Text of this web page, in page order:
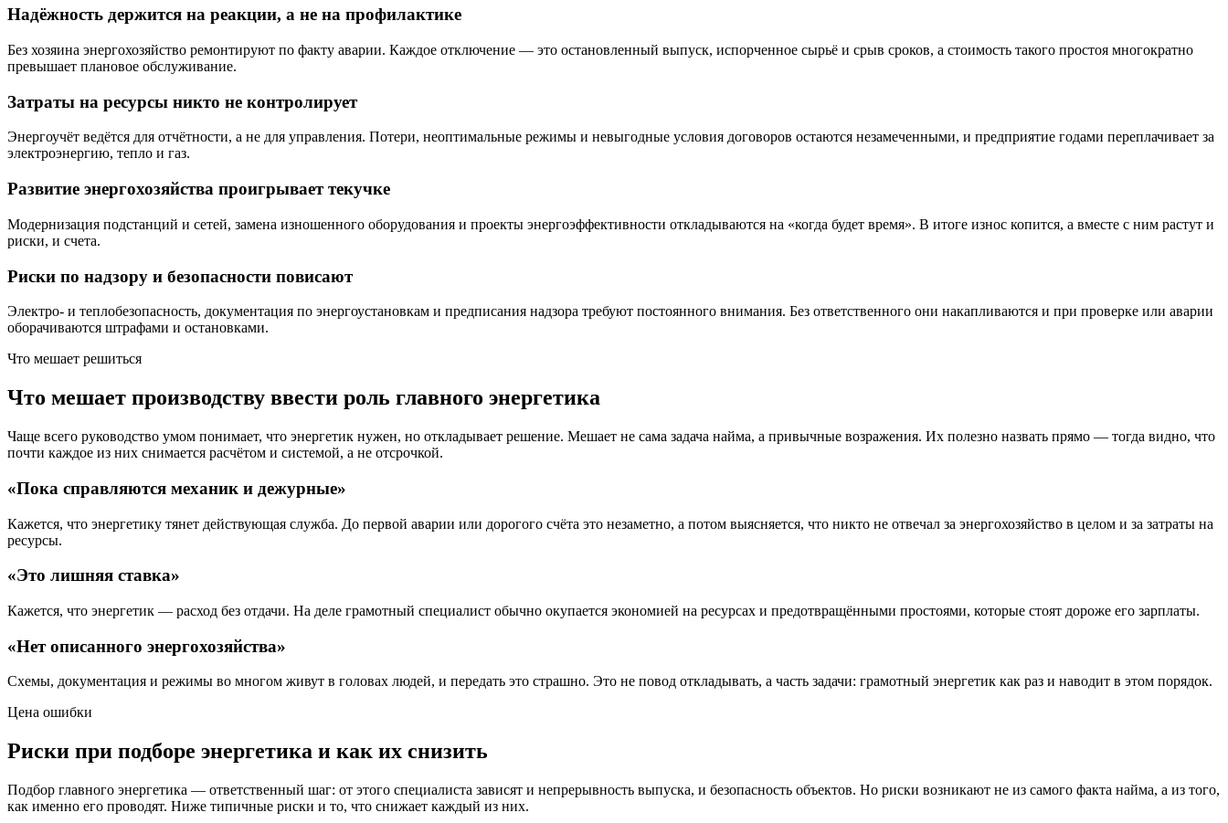
Надёжность держится на реакции, а не на профилактике
Без хозяина энергохозяйство ремонтируют по факту аварии. Каждое отключение — это остановленный выпуск, испорченное сырьё и срыв сроков, а стоимость такого простоя многократно
превышает плановое обслуживание.
Затраты на ресурсы никто не контролирует
Энергоучёт ведётся для отчётности, а не для управления. Потери, неоптимальные режимы и невыгодные условия договоров остаются незамеченными, и предприятие годами переплачивает за
электроэнергию, тепло и газ.
Развитие энергохозяйства проигрывает текучке
Модернизация подстанций и сетей, замена изношенного оборудования и проекты энергоэффективности откладываются на «когда будет время». В итоге износ копится, а вместе с ним растут и
риски, и счета.
Риски по надзору и безопасности повисают
Электро- и теплобезопасность, документация по энергоустановкам и предписания надзора требуют постоянного внимания. Без ответственного они накапливаются и при проверке или аварии
оборачиваются штрафами и остановками.
Что мешает решиться
Что мешает производству ввести роль главного энергетика
Чаще всего руководство умом понимает, что энергетик нужен, но откладывает решение. Мешает не сама задача найма, а привычные возражения. Их полезно назвать прямо — тогда видно, что
почти каждое из них снимается расчётом и системой, а не отсрочкой.
«Пока справляются механик и дежурные»
Кажется, что энергетику тянет действующая служба. До первой аварии или дорогого счёта это незаметно, а потом выясняется, что никто не отвечал за энергохозяйство в целом и за затраты на
ресурсы.
«Это лишняя ставка»
Кажется, что энергетик — расход без отдачи. На деле грамотный специалист обычно окупается экономией на ресурсах и предотвращёнными простоями, которые стоят дороже его зарплаты.
«Нет описанного энергохозяйства»
Схемы, документация и режимы во многом живут в головах людей, и передать это страшно. Это не повод откладывать, а часть задачи: грамотный энергетик как раз и наводит в этом порядок.
Цена ошибки
Риски при подборе энергетика и как их снизить
Подбор главного энергетика — ответственный шаг: от этого специалиста зависят и непрерывность выпуска, и безопасность объектов. Но риски возникают не из самого факта найма, а из того,
как именно его проводят. Ниже типичные риски и то, что снижает каждый из них.